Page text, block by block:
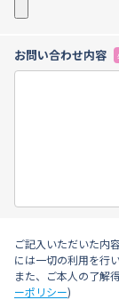
お問い合わせ内容
ご記入いただいた内
には一切の利用を行
また、ご本人の了解
ーポリシー)